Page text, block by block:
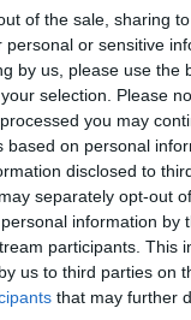
of the sale, sharing
personal or sensitive
by us, please use the
selection. Please
you may
based on personal
disclosed to
separately opt-out
information by
participants. This
us to third parties on
that may further
ska uttrycka
det område
en visuell
omgivning.